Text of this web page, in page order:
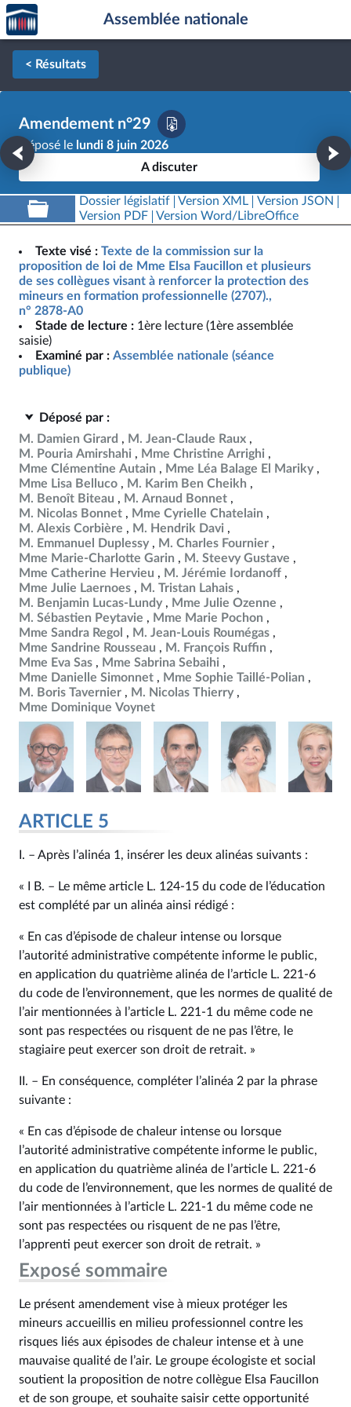
Aller au contenu
Aller en bas de la page
Accèder
à la
page
d'accueil
Assemblée nationale
< Résultats
Amendement n°29
Déposé le lundi 8 juin 2026
A discuter
Dossier législatif Version XML
Version JSON
Version PDF
Version Word/LibreOffice
Texte visé : Texte de la commission sur la
proposition de loi de Mme Elsa Faucillon et plusieurs
de ses collègues visant à renforcer la protection des
mineurs en formation professionnelle (2707).,
n° 2878-A0
Stade de lecture : 1ère lecture (1ère assemblée
saisie)
Examiné par : Assemblée nationale (séance
publique)
Déposé par :
M. Damien Girard
M. Jean-Claude Raux
M. Pouria Amirshahi
Mme Christine Arrighi
Mme Clémentine Autain
Mme Léa Balage El Mariky
Mme Lisa Belluco
M. Karim Ben Cheikh
M. Benoît Biteau
M. Arnaud Bonnet
M. Nicolas Bonnet
Mme Cyrielle Chatelain
M. Alexis Corbière
M. Hendrik Davi
M. Emmanuel Duplessy
M. Charles Fournier
Mme Marie-Charlotte Garin
M. Steevy Gustave
Mme Catherine Hervieu
M. Jérémie Iordanoff
Mme Julie Laernoes
M. Tristan Lahais
M. Benjamin Lucas-Lundy
Mme Julie Ozenne
M. Sébastien Peytavie
Mme Marie Pochon
Mme Sandra Regol
M. Jean-Louis Roumégas
Mme Sandrine Rousseau
M. François Ruffin
Mme Eva Sas
Mme Sabrina Sebaihi
Mme Danielle Simonnet
Mme Sophie Taillé-Polian
M. Boris Tavernier
M. Nicolas Thierry
Mme Dominique Voynet
ARTICLE 5
I. – Après l’alinéa 1, insérer les deux alinéas suivants :
« I B. – Le même article L. 124‑15 du code de l’éducation
est complété par un alinéa ainsi rédigé :
« En cas d’épisode de chaleur intense ou lorsque
l’autorité administrative compétente informe le public,
en application du quatrième alinéa de l’article L. 221‑6
du code de l’environnement, que les normes de qualité de
l’air mentionnées à l’article L. 221‑1 du même code ne
sont pas respectées ou risquent de ne pas l’être, le
stagiaire peut exercer son droit de retrait. »
II. – En conséquence, compléter l’alinéa 2 par la phrase
suivante :
« En cas d’épisode de chaleur intense ou lorsque
l’autorité administrative compétente informe le public,
en application du quatrième alinéa de l’article L. 221‑6
du code de l’environnement, que les normes de qualité de
l’air mentionnées à l’article L. 221‑1 du même code ne
sont pas respectées ou risquent de ne pas l’être,
l’apprenti peut exercer son droit de retrait. »
Exposé sommaire
Le présent amendement vise à mieux protéger les
mineurs accueillis en milieu professionnel contre les
risques liés aux épisodes de chaleur intense et à une
mauvaise qualité de l’air. Le groupe écologiste et social
soutient la proposition de notre collègue Elsa Faucillon
et de son groupe, et souhaite saisir cette opportunité